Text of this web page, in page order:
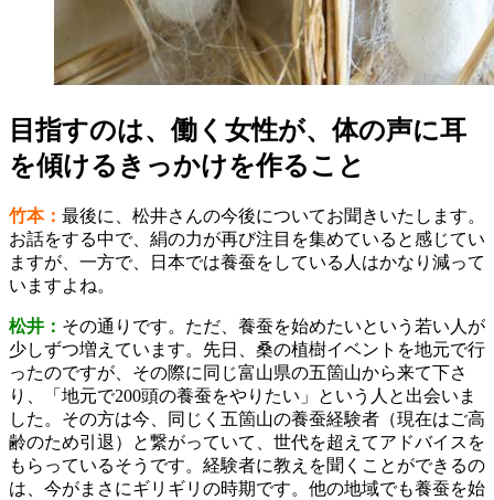
目指すのは、働く女性が、体の声に耳
を傾けるきっかけを作ること
竹本： 最後に、松井さんの今後についてお聞きいたします。
お話をする中で、絹の力が再び注目を集めていると感じてい
ますが、一方で、日本では養蚕をしている人はかなり減って
いますよね。
松井： その通りです。ただ、養蚕を始めたいという若い人が
少しずつ増えています。先日、桑の植樹イベントを地元で行
ったのですが、その際に同じ富山県の五箇山から来て下さ
り、「地元で200頭の養蚕をやりたい」という人と出会いま
した。その方は今、同じく五箇山の養蚕経験者（現在はご高
齢のため引退）と繋がっていて、世代を超えてアドバイスを
もらっているそうです。経験者に教えを聞くことができるの
は、今がまさにギリギリの時期です。他の地域でも養蚕を始